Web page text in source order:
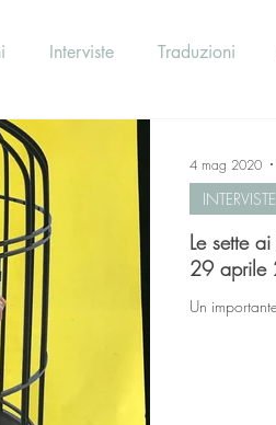
Interviste Traduzioni
Le sette
29 aprile
Un
INTERVISTE
4 mag 2020